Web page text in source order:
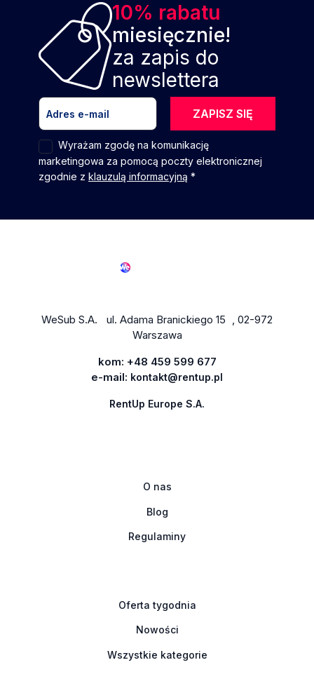
10% rabatu
miesięcznie!
za zapis do
newslettera
ZAPISZ SIĘ
Wyrażam zgodę na komunikację
marketingowa za pomocą poczty elektronicznej
zgodnie z klauzulą informacyjną *
WeSub S.A. ul. Adama Branickiego 15 , 02-972
Warszawa
kom: +48 459 599 677
e-mail: kontakt@rentup.pl
RentUp Europe S.A.
O nas
Blog
Regulaminy
Oferta tygodnia
Nowości
Wszystkie kategorie